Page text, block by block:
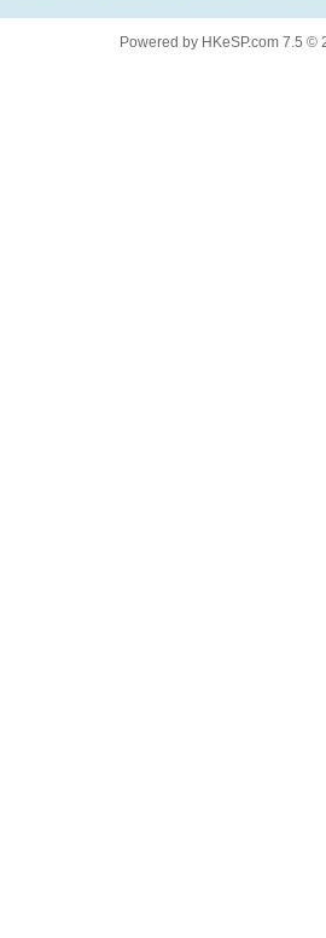
Powered by HKeSP.com 7.5 ©